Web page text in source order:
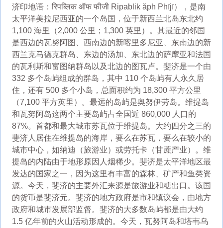
济印地语：रिपब्लिक ऑफ फीजी Ripablik ăph Phījī），是南
太平洋美拉尼西亚的一个岛国，位于新西兰北岛东北约
1,100 海里（2,000 公里；1,300 英里）。其最近的邻国
是西边的瓦努阿图、西南边的新喀里多尼亚、东南边的新
西兰克马德克群岛、东边的汤加、东北边的萨摩亚和法国
的瓦利斯和富图纳群岛以及北边的图瓦卢。斐济是一个由
332 多个岛屿组成的群岛，其中 110 个岛屿有人永久居
住，还有 500 多个小岛，总面积约为 18,300 平方公里
（7,100 平方英里）。最远的岛屿是奥努伊劳岛。维提岛
和瓦努阿岛这两个主要岛屿占全国近 860,000 人口的
87%。首都和最大城市苏瓦位于维提岛。大约四分之三的
斐济人居住在维提岛的海岸，要么在苏瓦，要么在较小的
城市中心，如纳迪（旅游业）或劳托卡（甘蔗产业）。维
提岛的内陆由于地形原因人烟稀少。斐济是太平洋地区最
发达的国家之一，因为这里有丰富的森林、矿产和鱼类资
源。今天，斐济的主要外汇来源是旅游业和糖出口。该国
的货币是斐济元。斐济的地方政府是市和镇议会，由地方
政府和城市发展部监督。斐济的大多数岛屿都是由大约
1.5 亿年前的火山活动形成的。今天，瓦努阿岛和塔韦乌